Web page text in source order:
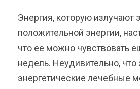
Энергия, которую излучают
положительной энергии,
что ее можно чувствовать
недель. Неудивительно, что
энергетические лечебные